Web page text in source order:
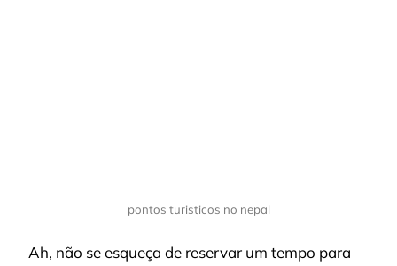
pontos turisticos no nepal
Ah, não se esqueça de reservar um tempo para